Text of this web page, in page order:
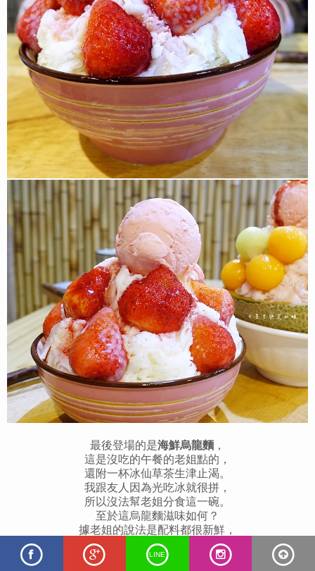
最後登場的是海鮮烏龍麵 ，
這是沒吃的午餐的老姐點的，
還附一杯冰仙草茶生津止渴。
我跟友人因為光吃冰就很拼，
所以沒法幫老姐分食這一碗。
至於這烏龍麵滋味如何？
據老姐的說法是配料都很新鮮，
給料也算實在，還不錯啦！
LINE